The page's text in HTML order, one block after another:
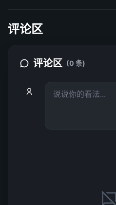
评论区
评论区 (0 条)